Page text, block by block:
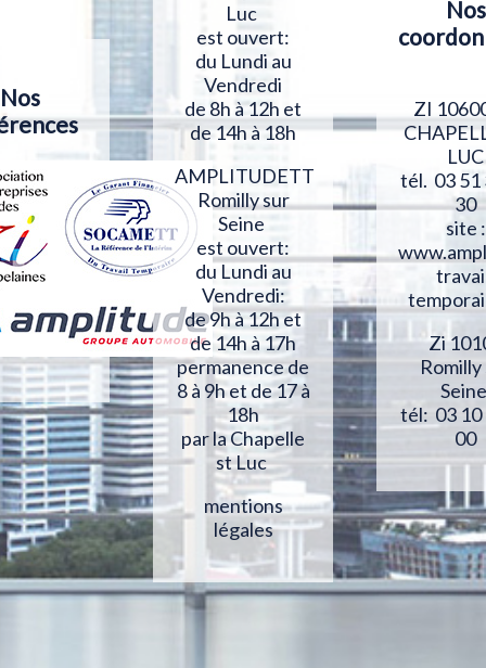
Nos
Luc
est ouvert:
du Lundi au
Vendredi
de 8h à 12h et
de 14h à 18h
AMPLITUDETT
Romilly sur
Seine
est ouvert:
du Lundi au
Vendredi:
de 9h à 12h et
de 14h à 17h
permanence de
8 à 9h et de 17 à
18h
par la Chapelle
st Luc
mentions
légales
Nos
ZI
LUC
tél. 03 51
30
site :
Zi
tél: 03 10
00